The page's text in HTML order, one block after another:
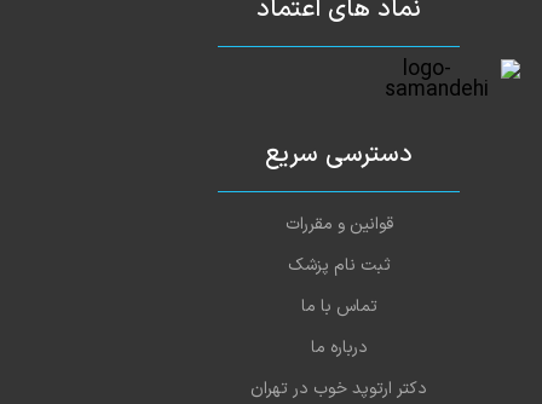
نماد های اعتماد
دسترسی سریع
قوانین و مقررات
ثبت نام پزشک
تماس با ما
درباره ما
دکتر ارتوپد خوب در تهران